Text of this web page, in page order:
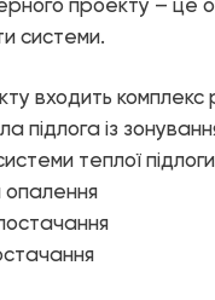
мікрокліматом
і кухні
проекту – це
системи.
входить комплекс
підлога із
теплої підлоги
опалення